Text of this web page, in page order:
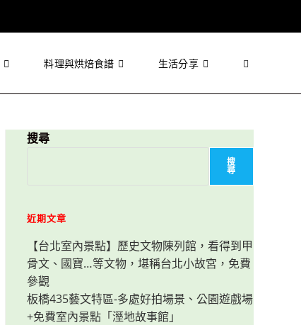
料理與烘焙食譜 生活分享 Toggle
search
搜尋
搜
尋
近期文章
【台北室內景點】歷史文物陳列館，看得到甲
骨文、國寶…等文物，堪稱台北小故宮，免費
參觀
板橋435藝文特區-多處好拍場景、公園遊戲場
+免費室內景點「溼地故事館」